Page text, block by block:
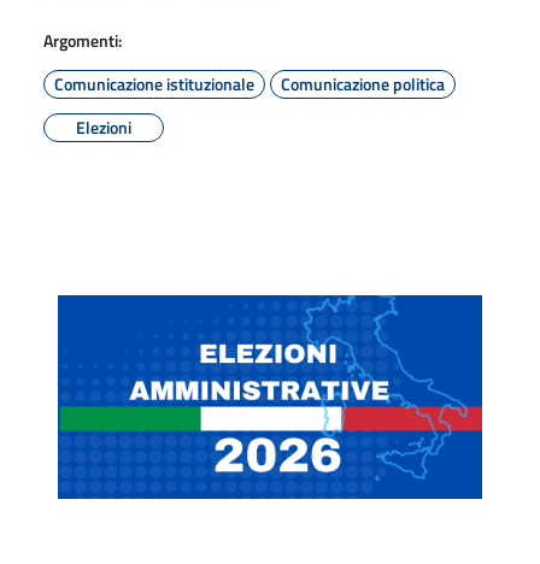
Argomenti:
Comunicazione istituzionale
Comunicazione politica
Elezioni